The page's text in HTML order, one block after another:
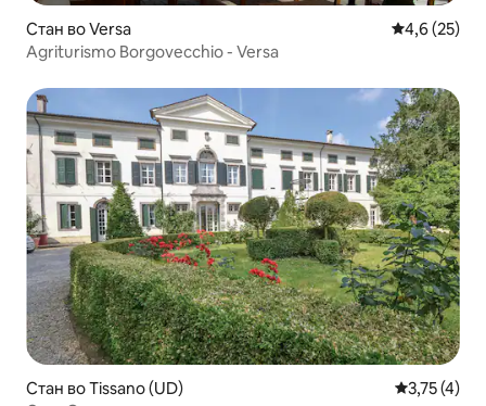
Стан во Versa Просечна
4,6 (25)
Agriturismo Borgovecchio - Versa
Стан во Tissano (UD) Просечна
3,75 (4)